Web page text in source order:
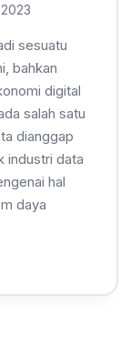
sesuatu
bahkan
digital
salah satu
dianggap
industri data
hal
daya